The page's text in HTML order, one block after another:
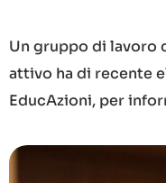
Un gruppo di lavoro
attivo ha di recente
EducAzioni, per